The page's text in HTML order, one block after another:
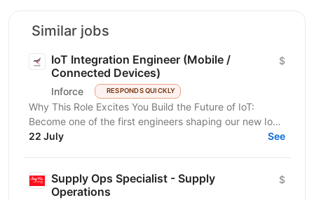
Similar jobs
IoT Integration Engineer (Mobile /
Connected Devices)
Inforce RESPONDS QUICKLY
$
Why This Role Excites You Build the Future of IoT:
Become one of the first engineers shaping our new IoT
direction and work on innovative connected device...
22 July See
Supply Ops Specialist - Supply
Operations
$